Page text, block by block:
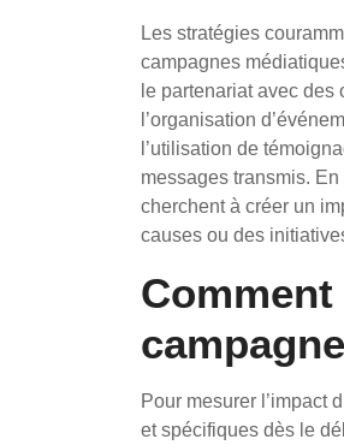
Les stratégies
campagnes
le partenariat avec
l’organisation
l’utilisation de
messages transmis.
cherchent à créer un
causes ou des
Comment
Pour mesurer l’impact
et spécifiques dès le